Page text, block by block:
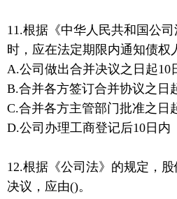
11.根据《中华人民共和国公
时，应在法定期限内通知债权
A.公司做出合并决议之日起10
B.合并各方签订合并协议之日
C.合并各方主管部门批准之日
D.公司办理工商登记后10日内
12.根据《公司法》的规定，
决议，应由()。